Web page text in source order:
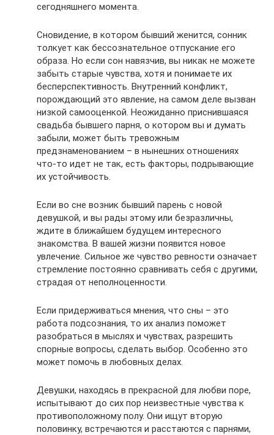
сегодняшнего момента.
Сновидение, в котором бывший женится, сонник
толкует как бессознательное отпускание его
образа. Но если сон навязчив, вы никак не можете
забыть старые чувства, хотя и понимаете их
бесперспективность. Внутренний конфликт,
порождающий это явление, на самом деле вызван
низкой самооценкой. Неожиданно приснившаяся
свадьба бывшего парня, о котором вы и думать
забыли, может быть тревожным
предзнаменованием – в нынешних отношениях
что-то идет не так, есть факторы, подрывающие
их устойчивость.
Если во сне возник бывший парень с новой
девушкой, и вы рады этому или безразличны,
ждите в ближайшем будущем интересного
знакомства. В вашей жизни появится новое
увлечение. Сильное же чувство ревности означает
стремление постоянно сравнивать себя с другими,
страдая от неполноценности.
Если придерживаться мнения, что сны – это
работа подсознания, то их анализ поможет
разобраться в мыслях и чувствах, разрешить
спорные вопросы, сделать выбор. Особенно это
может помочь в любовных делах.
Девушки, находясь в прекрасной для любви поре,
испытывают до сих пор неизвестные чувства к
противоположному полу. Они ищут вторую
половинку, встречаются и расстаются с парнями,